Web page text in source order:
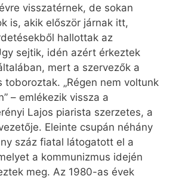
visszatérnek, de sokan
is, akik először járnak itt,
hallottak az
sejtik, idén azért érkeztek
mert a szervezők a
toboroztak. „Régen nem voltunk
– emlékezik vissza a
Lajos piarista szerzetes, a
Eleinte csupán néhány
száz fiatal látogatott el a
a kommunizmus idején
meg. Az 1980-as évek